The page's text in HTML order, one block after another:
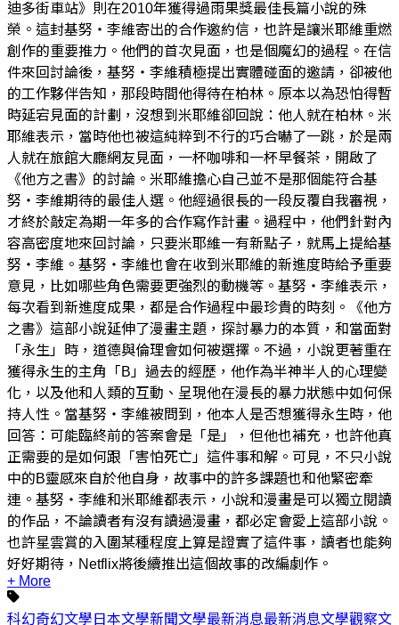
迪多街車站》則在2010年獲得過雨果獎最佳長篇小說的殊
榮。這封基努‧李維寄出的合作邀約信，也許是讓米耶維重燃
創作的重要推力。他們的首次見面，也是個魔幻的過程。在信
件來回討論後，基努‧李維積極提出實體碰面的邀請，卻被他
的工作夥伴告知，那段時間他得待在柏林。原本以為恐怕得暫
時延宕見面的計劃，沒想到米耶維卻回說：他人就在柏林。米
耶維表示，當時他也被這純粹到不行的巧合嚇了一跳，於是兩
人就在旅館大廳網友見面，一杯咖啡和一杯早餐茶，開啟了
《他方之書》的討論。米耶維擔心自己並不是那個能符合基
努‧李維期待的最佳人選。他經過很長的一段反覆自我審視，
才終於敲定為期一年多的合作寫作計畫。過程中，他們針對內
容高密度地來回討論，只要米耶維一有新點子，就馬上提給基
努‧李維。基努‧李維也會在收到米耶維的新進度時給予重要
意見，比如哪些角色需要更強烈的動機等。基努‧李維表示，
每次看到新進度成果，都是合作過程中最珍貴的時刻。《他方
之書》這部小說延伸了漫畫主題，探討暴力的本質，和當面對
「永生」時，道德與倫理會如何被選擇。不過，小說更著重在
獲得永生的主角「B」過去的經歷，他作為半神半人的心理變
化，以及他和人類的互動、呈現他在漫長的暴力狀態中如何保
持人性。當基努‧李維被問到，他本人是否想獲得永生時，他
回答：可能臨終前的答案會是「是」，但他也補充，也許他真
正需要的是如何跟「害怕死亡」這件事和解。可見，不只小說
中的B靈感來自於他自身，故事中的許多課題也和他緊密牽
連。基努‧李維和米耶維都表示，小說和漫畫是可以獨立閱讀
的作品，不論讀者有沒有讀過漫畫，都必定會愛上這部小說。
也許星雲賞的入圍某種程度上算是證實了這件事，讀者也能夠
好好期待，Netflix將後續推出這個故事的改編劇作。
+ More
科幻奇幻文學 日本文學新聞文學最新消息最新消息文學觀察文